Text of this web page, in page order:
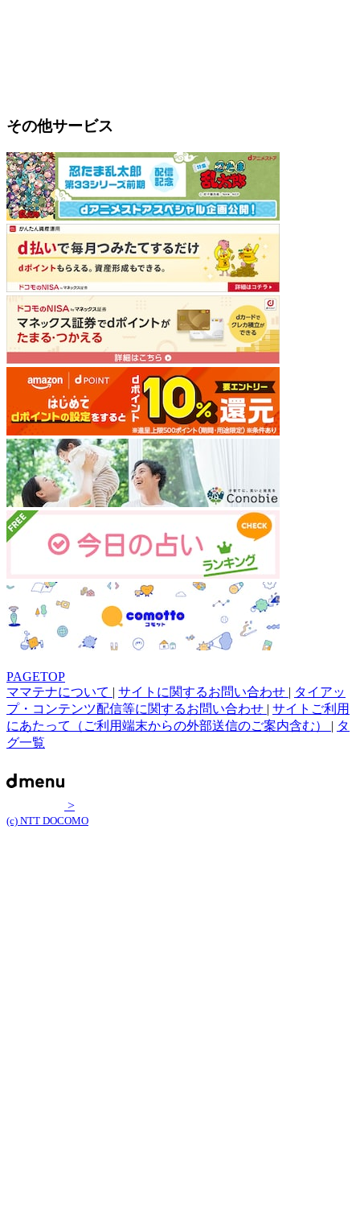
その他サービス
PAGETOP
ママテナについて | サイトに関するお問い合わせ | タイアッ
プ・コンテンツ配信等に関するお問い合わせ | サイトご利用
にあたって（ご利用端末からの外部送信のご案内含む） | タ
グ一覧
>
(c) NTT DOCOMO